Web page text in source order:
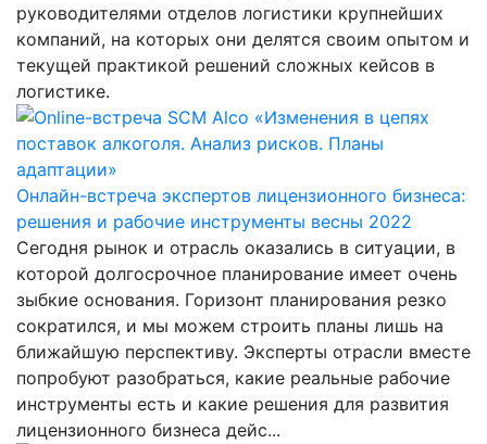
руководителями отделов логистики крупнейших
компаний, на которых они делятся своим опытом и
текущей практикой решений сложных кейсов в
логистике.
Онлайн-встреча экспертов лицензионного бизнеса:
решения и рабочие инструменты весны 2022
Сегодня рынок и отрасль оказались в ситуации, в
которой долгосрочное планирование имеет очень
зыбкие основания. Горизонт планирования резко
сократился, и мы можем строить планы лишь на
ближайшую перспективу. Эксперты отрасли вместе
попробуют разобраться, какие реальные рабочие
инструменты есть и какие решения для развития
лицензионного бизнеса дейс...